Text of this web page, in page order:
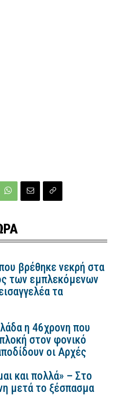
βρέθηκε νεκρή στα
των εμπλεκόμενων
τα
η 46χρονη που
στον φονικό
οι Αρχές
και πολλά» – Στο
μετά το ξέσπασμα